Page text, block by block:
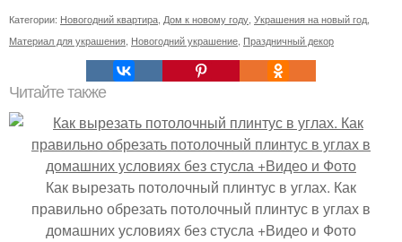
Категории: Новогодний квартира Дом к новому году Украшения на новый год
Материал для украшения Новогодний украшение Праздничный декор
Читайте также
Как вырезать потолочный плинтус в углах. Как
правильно обрезать потолочный плинтус в углах в
домашних условиях без стусла +Видео и Фото